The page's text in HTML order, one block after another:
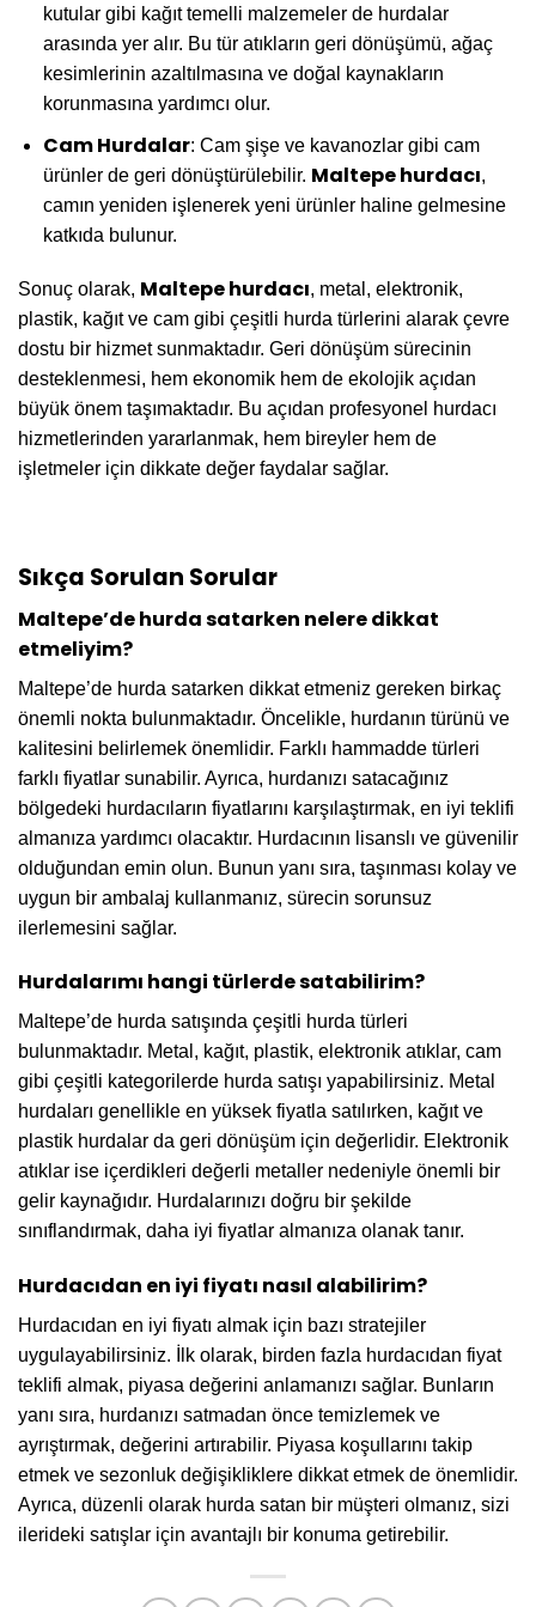
kutular gibi kağıt temelli malzemeler de hurdalar
arasında yer alır. Bu tür atıkların geri dönüşümü, ağaç
kesimlerinin azaltılmasına ve doğal kaynakların
korunmasına yardımcı olur.
Cam Hurdalar: Cam şişe ve kavanozlar gibi cam
ürünler de geri dönüştürülebilir. Maltepe hurdacı,
camın yeniden işlenerek yeni ürünler haline gelmesine
katkıda bulunur.
Sonuç olarak, Maltepe hurdacı, metal, elektronik,
plastik, kağıt ve cam gibi çeşitli hurda türlerini alarak çevre
dostu bir hizmet sunmaktadır. Geri dönüşüm sürecinin
desteklenmesi, hem ekonomik hem de ekolojik açıdan
büyük önem taşımaktadır. Bu açıdan profesyonel hurdacı
hizmetlerinden yararlanmak, hem bireyler hem de
işletmeler için dikkate değer faydalar sağlar.
Sıkça Sorulan Sorular
Maltepe’de hurda satarken nelere dikkat
etmeliyim?
Maltepe’de hurda satarken dikkat etmeniz gereken birkaç
önemli nokta bulunmaktadır. Öncelikle, hurdanın türünü ve
kalitesini belirlemek önemlidir. Farklı hammadde türleri
farklı fiyatlar sunabilir. Ayrıca, hurdanızı satacağınız
bölgedeki hurdacıların fiyatlarını karşılaştırmak, en iyi teklifi
almanıza yardımcı olacaktır. Hurdacının lisanslı ve güvenilir
olduğundan emin olun. Bunun yanı sıra, taşınması kolay ve
uygun bir ambalaj kullanmanız, sürecin sorunsuz
ilerlemesini sağlar.
Hurdalarımı hangi türlerde satabilirim?
Maltepe’de hurda satışında çeşitli hurda türleri
bulunmaktadır. Metal, kağıt, plastik, elektronik atıklar, cam
gibi çeşitli kategorilerde hurda satışı yapabilirsiniz. Metal
hurdaları genellikle en yüksek fiyatla satılırken, kağıt ve
plastik hurdalar da geri dönüşüm için değerlidir. Elektronik
atıklar ise içerdikleri değerli metaller nedeniyle önemli bir
gelir kaynağıdır. Hurdalarınızı doğru bir şekilde
sınıflandırmak, daha iyi fiyatlar almanıza olanak tanır.
Hurdacıdan en iyi fiyatı nasıl alabilirim?
Hurdacıdan en iyi fiyatı almak için bazı stratejiler
uygulayabilirsiniz. İlk olarak, birden fazla hurdacıdan fiyat
teklifi almak, piyasa değerini anlamanızı sağlar. Bunların
yanı sıra, hurdanızı satmadan önce temizlemek ve
ayrıştırmak, değerini artırabilir. Piyasa koşullarını takip
etmek ve sezonluk değişikliklere dikkat etmek de önemlidir.
Ayrıca, düzenli olarak hurda satan bir müşteri olmanız, sizi
ilerideki satışlar için avantajlı bir konuma getirebilir.